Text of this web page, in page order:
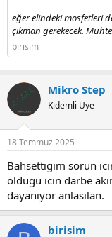
eğer elindeki mosfetleri
çıkman gerekecek.
birisim
Mikro Step
Kıdemli Üye
18 Temmuz 2025
Bahsettigim sorun
oldugu icin darbe
dayaniyor anlasilan.
birisim